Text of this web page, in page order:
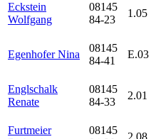
Eckstein
Wolfgang
08145
84-23
1.05
Egenhofer Nina
08145
84-41
E.03
Englschalk
Renate
08145
84-33
2.01
Furtmeier
08145